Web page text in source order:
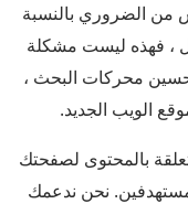
من الضروري بالنسبة
، فهذه ليست مشكلة
محركات البحث ،
الويب الجديد.
بالمحتوى لصفحتك
نحن ندعمك